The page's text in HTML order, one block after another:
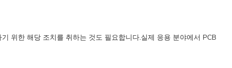
위한 해당 조치를 취하는 것도 필요합니다.실제 응용 분야에서 PCB